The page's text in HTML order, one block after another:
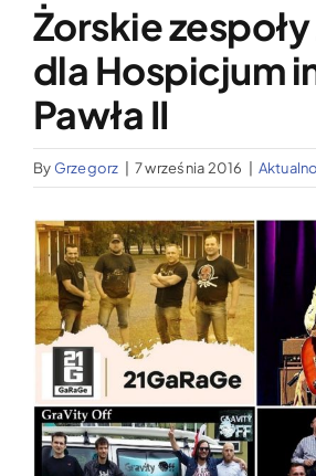
Wypożyczalnia sprzętu
Aktualności
Jak możesz nam pomóc?
Kontakt
Żorskie
dla Hospicjum
Pawła II
By Grzegorz 7 września 2016
Pokaż
większy
obrazek